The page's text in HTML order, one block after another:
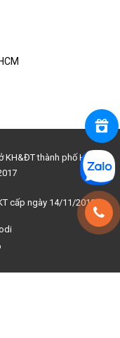
thành phố Hồ Chí
cấp ngày 14/11/2019